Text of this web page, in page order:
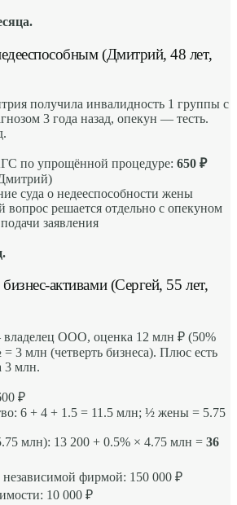
(Дмитрий, 48 лет,
получила инвалидность 1 группы с
3 года назад, опекун — тесть.
по упрощённой процедуре: 650 ₽
суда о недееспособности жены
решается отдельно с опекуном
заявления
активами (Сергей, 55 лет,
ООО, оценка 12 млн ₽ (50%
3 млн (четверть бизнеса). Плюс есть
3 млн.
₽
6 + 4 + 1.5 = 11.5 млн; ½ жены = 5.75
млн): 13 200 + 0.5% × 4.75 млн = 36
независимой фирмой: 150 000 ₽
10 000 ₽